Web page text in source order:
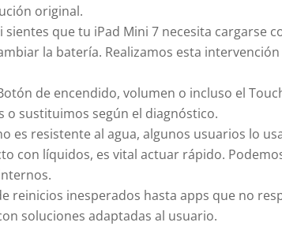
original.
sientes que tu iPad Mini 7 necesita cargarse
la batería. Realizamos esta
de encendido, volumen o incluso el
o sustituimos según el diagnóstico.
es resistente al agua, algunos usuarios lo
con líquidos, es vital actuar rápido.
reinicios inesperados hasta apps que no
soluciones adaptadas al usuario.